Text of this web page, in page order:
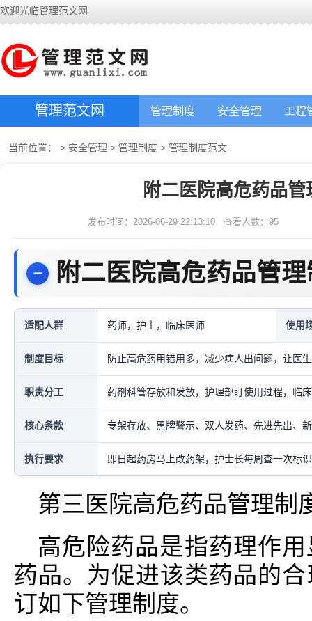
欢迎光临管理范文网
管理范文网 管理制度 安全管理 工程
当前位置： > 安全管理 > 管理制度 > 管理制度范文
附二医院高危药品
发布时间：2026-06-29 22:13:10 查看人数： 95
附二医院高危药品管
适配人群 药师，护士，临床医师 使用
制度目标 防止高危药用错用多，减少病人出问题，让医
职责分工 药剂科管存放和发放，护理部盯使用过程，临
核心条款 专架存放、黑牌警示、双人发药、先进先出、
执行要求 即日起药房马上改药架，护士长每周查一次标
第三医院高危药品管理制
高危险药品是指药理作
药品。为促进该类药品的
订如下管理制度。